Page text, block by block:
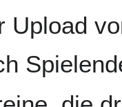
Upload